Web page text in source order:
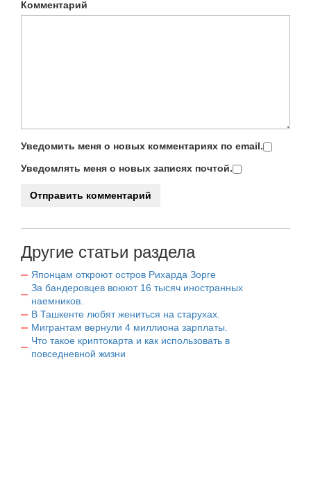
Комментарий
Уведомить меня о новых комментариях по email.
Уведомлять меня о новых записях почтой.
Другие статьи раздела
Японцам откроют остров Рихарда Зорге
За бандеровцев воюют 16 тысяч иностранных
наемников.
В Ташкенте любят жениться на старухах.
Мигрантам вернули 4 миллиона зарплаты.
Что такое криптокарта и как использовать в
повседневной жизни